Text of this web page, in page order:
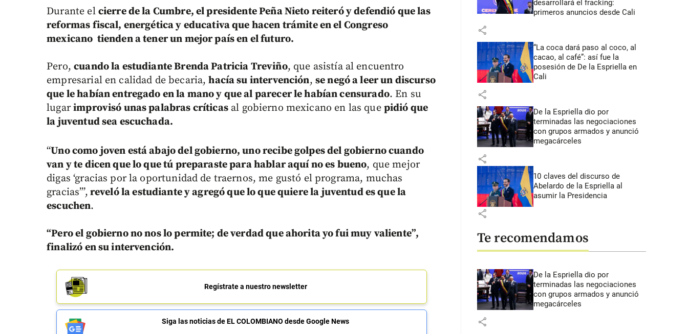
Durante el cierre de la Cumbre, el presidente Peña Nieto reiteró y defendió que las
reformas fiscal, energética y educativa que hacen trámite en el Congreso
mexicano tienden a tener un mejor país en el futuro.
Pero,cuando la estudiante Brenda Patricia Treviño, que asistía al encuentro
empresarial en calidad de becaria,hacía su intervención, se negó a leer un discurso
que le habían entregado en la mano y que al parecer le habían censurado. En su
lugarimprovisó unas palabras críticasal gobierno mexicano en las que pidió que
la juventud sea escuchada.
“Uno como joven está abajo del gobierno, uno recibe golpes del gobierno cuando
van y te dicen que lo que tú preparaste para hablar aquí no es bueno, que mejor
digas ‘gracias por la oportunidad de traernos, me gustó el programa, muchas
gracias’”, reveló la estudiante y agregó que lo que quiere la juventud es que la
escuchen.
“Pero el gobierno no nos lo permite; de verdad que ahorita yo fui muy valiente”,
finalizó en su intervención.
Regístrate a nuestro newsletter
Siga las noticias de EL COLOMBIANO desde Google News
desarrollará el fracking:
primeros anuncios desde Cali
share
“La coca dará paso al coco, al
cacao, al café”: así fue la
posesión de De la Espriella en
Cali
share
De la Espriella dio por
terminadas las negociaciones
con grupos armados y anunció
megacárceles
share
10 claves del discurso de
Abelardo de la Espriella al
asumir la Presidencia
share
Te recomendamos
De la Espriella dio por
terminadas las negociaciones
con grupos armados y anunció
megacárceles
share